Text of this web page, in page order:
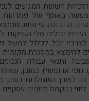
השונות המגיעים
באוסף של
נכים ופגועי נפש,
יכולים סלי השיקום
יוכל לכלול למשל
להימצא במסגרת מקומות
ותנאי עבודה
גופי או נפשי). כמובן,
גם לצורך השתלבות בשוק
בהקמת מיזמים עסקיים.